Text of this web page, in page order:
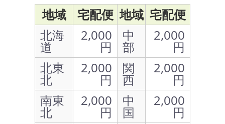
地域
宅配便 地域 宅配便
北海
道
2,000
円
中
部
2,000
円
北東
北
2,000
円
関
西
2,000
円
南東
北
2,000
円
中
国
2,000
円